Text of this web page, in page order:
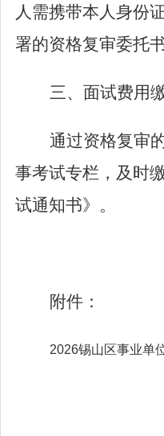
人需携带本人身份
署的资格复审委托书
三、面试费用
通过资格复审
事考试专栏，及时
试通知书》。
附件：
2026锡山区事业单